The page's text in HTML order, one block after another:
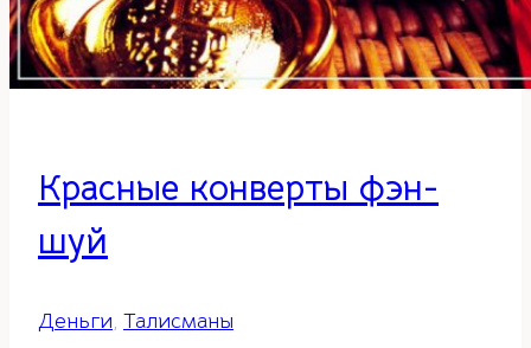
Красные конверты фэн-
шуй
Деньги, Талисманы